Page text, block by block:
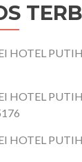
HOTEL
HOTEL
HOTEL